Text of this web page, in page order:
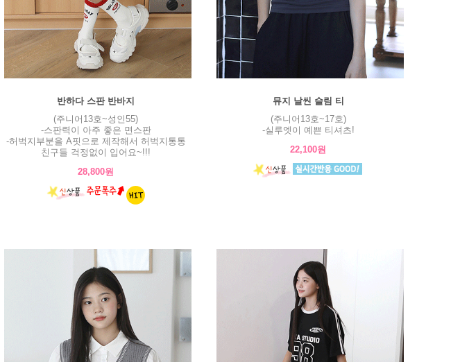
반하다 스판 반바지
(주니어13호~성인55)
-스판력이 아주 좋은 면스판
-허벅지부분을 A핏으로 제작해서 허벅지통통
친구들 걱정없이 입어요~!!!
28,800원
뮤지 날씬 슬림 티
(주니어13호~17호)
-실루엣이 예쁜 티셔츠!
22,100원